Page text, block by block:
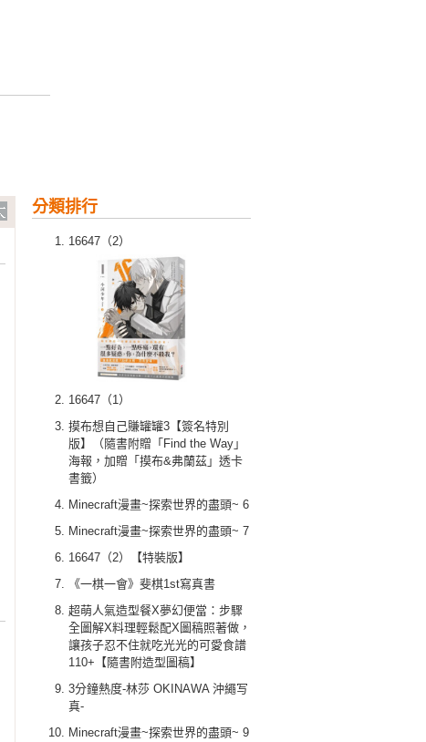
分類排行
16647（2）
16647（1）
摸布想自己賺罐罐3【簽名特別
版】（隨書附贈「Find the Way」
海報，加贈「摸布&弗蘭茲」透卡
書籤）
Minecraft漫畫~探索世界的盡頭~ 6
Minecraft漫畫~探索世界的盡頭~ 7
16647（2）【特裝版】
《一棋一會》斐棋1st寫真書
超萌人氣造型餐X夢幻便當：步驟
全圖解X料理輕鬆配X圖稿照著做，
讓孩子忍不住就吃光光的可愛食譜
110+【隨書附造型圖稿】
3分鐘熱度-林莎 OKINAWA 沖繩写
真-
Minecraft漫畫~探索世界的盡頭~ 9